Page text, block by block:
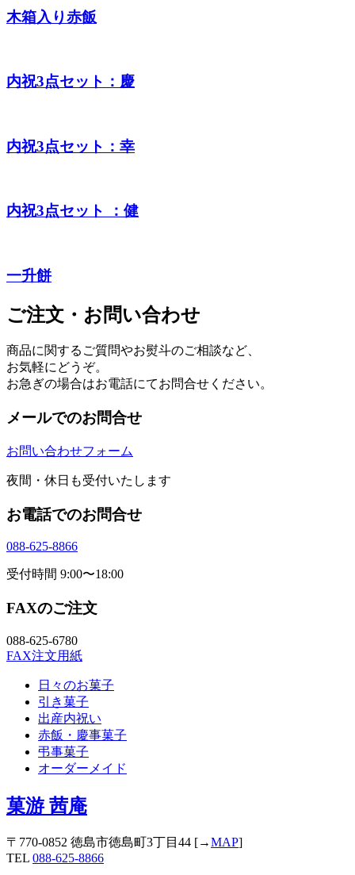
木箱入り赤飯
内祝3点セット：慶
内祝3点セット：幸
内祝3点セット ：健
一升餅
ご注文・お問い合わせ
商品に関するご質問やお熨斗のご相談など、
お気軽にどうぞ。
お急ぎの場合はお電話にてお問合せください。
メールでのお問合せ
お問い合わせフォーム
夜間・休日も受付いたします
お電話でのお問合せ
088-625-8866
受付時間 9:00〜18:00
FAXのご注文
088-625-6780
FAX注文用紙
日々のお菓子
引き菓子
出産内祝い
赤飯・慶事菓子
弔事菓子
オーダーメイド
菓游 茜庵
〒770-0852 徳島市徳島町3丁目44 [→MAP]
TEL 088-625-8866